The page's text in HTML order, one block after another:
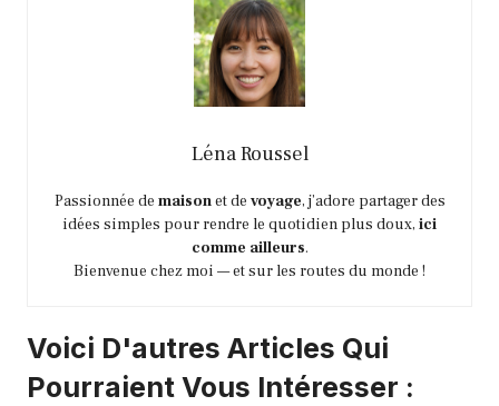
Léna Roussel
Passionnée de maisonet de voyage, j’adore partager des
idées simples pour rendre le quotidien plus doux, ici
comme ailleurs.
Bienvenue chez moi — et sur les routes du monde !
Voici D'autres Articles Qui
Pourraient Vous Intéresser :